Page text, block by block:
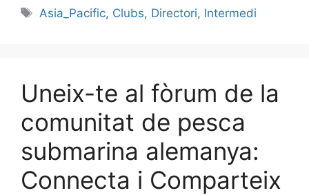
Etiquetes
Asia_Pacific, Clubs, Directori, Intermedi
Uneix-te al fòrum de la
comunitat de pesca
submarina alemanya:
Connecta i Comparteix